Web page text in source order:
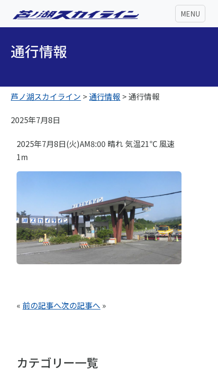
MENU
通行情報
芦ノ湖スカイライン >通行情報 >通行情報
2025年7月8日
2025年7月8日(火)AM8:00 晴れ 気温21℃ 風速
1m
«前の記事へ次の記事へ »
カテゴリー一覧